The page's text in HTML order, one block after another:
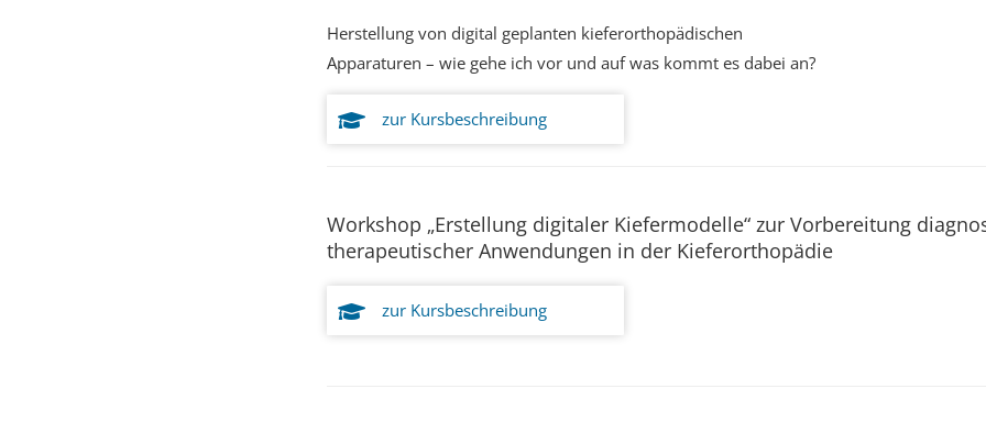
Herstellung von digital geplanten kieferorthopädischen
Apparaturen – wie gehe ich vor und auf was kommt es dabei an?
zur Kursbeschreibung
Workshop „Erstellung digitaler Kiefermodelle“ zur Vorbereitung
therapeutischer Anwendungen in der Kieferorthopädie
zur Kursbeschreibung